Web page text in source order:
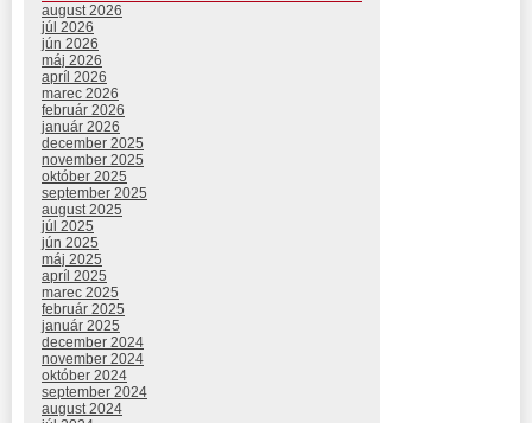
august 2026
júl 2026
jún 2026
máj 2026
apríl 2026
marec 2026
február 2026
január 2026
december 2025
november 2025
október 2025
september 2025
august 2025
júl 2025
jún 2025
máj 2025
apríl 2025
marec 2025
február 2025
január 2025
december 2024
november 2024
október 2024
september 2024
august 2024